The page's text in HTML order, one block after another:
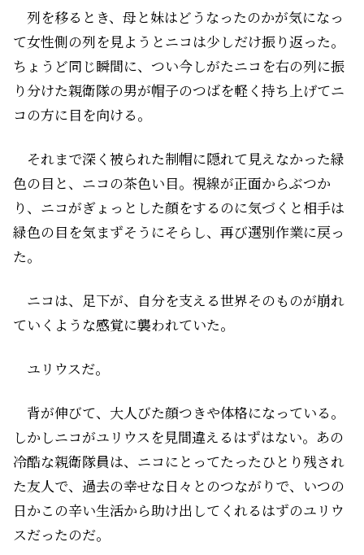
列を移るとき、母と妹はどうなったのかが気になっ
て女性側の列を見ようとニコは少しだけ振り返った。
ちょうど同じ瞬間に、つい今しがたニコを右の列に振
り分けた親衛隊の男が帽子のつばを軽く持ち上げてニ
コの方に目を向ける。
それまで深く被られた制帽に隠れて見えなかった緑
色の目と、ニコの茶色い目。視線が正面からぶつか
り、ニコがぎょっとした顔をするのに気づくと相手は
緑色の目を気まずそうにそらし、再び選別作業に戻っ
た。
ニコは、足下が、自分を支える世界そのものが崩れ
ていくような感覚に襲われていた。
――ユリウスだ。
背が伸びて、大人びた顔つきや体格になっている。
しかしニコがユリウスを見間違えるはずはない。あの
冷酷な親衛隊員は、ニコにとってたったひとり残され
た友人で、過去の幸せな日々とのつながりで、いつの
日かこの辛い生活から助け出してくれるはずのユリウ
スだったのだ。